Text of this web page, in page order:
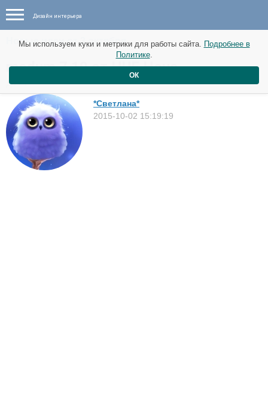
Дизайн интерьера
Новые идеи от 3 октября
modum 7 10 от HUF Hous
Дома
*Светлана*
2015-10-02 15:19:19
Мы используем куки и метрики для работы сайта. Подробнее в
Политике.
ОК